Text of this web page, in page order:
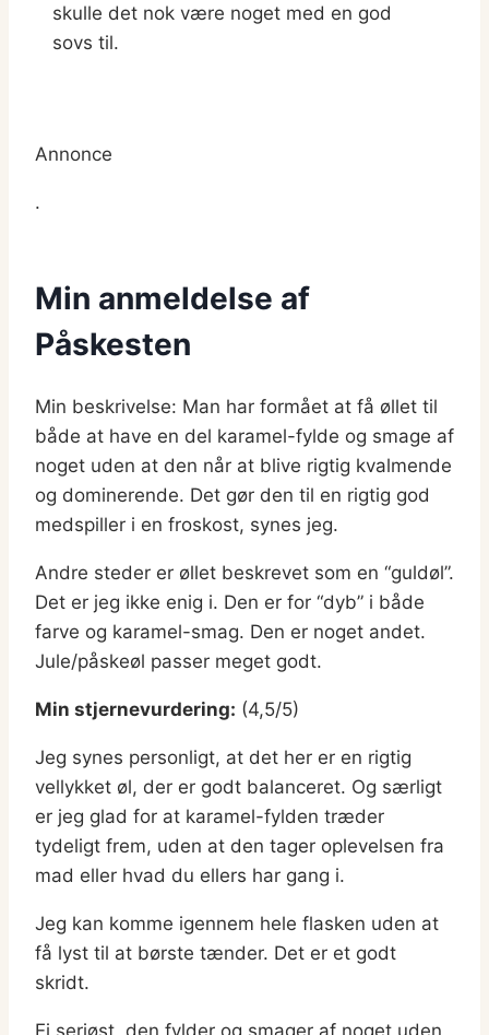
skulle det nok være noget med en god
sovs til.
Annonce
.
Min anmeldelse af
Påskesten
Min beskrivelse: Man har formået at få øllet til
både at have en del karamel-fylde og smage af
noget uden at den når at blive rigtig kvalmende
og dominerende. Det gør den til en rigtig god
medspiller i en froskost, synes jeg.
Andre steder er øllet beskrevet som en “guldøl”.
Det er jeg ikke enig i. Den er for “dyb” i både
farve og karamel-smag. Den er noget andet.
Jule/påskeøl passer meget godt.
Min stjernevurdering: (4,5/5)
Jeg synes personligt, at det her er en rigtig
vellykket øl, der er godt balanceret. Og særligt
er jeg glad for at karamel-fylden træder
tydeligt frem, uden at den tager oplevelsen fra
mad eller hvad du ellers har gang i.
Jeg kan komme igennem hele flasken uden at
få lyst til at børste tænder. Det er et godt
skridt.